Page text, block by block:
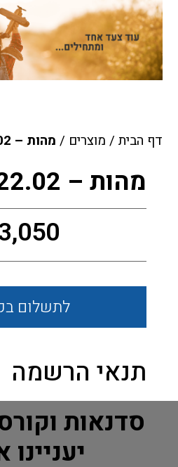
דף הבית / מוצרים / מהות – 22.02
מהות – 22.02
לתשלום
תנאי הרשמה
סדנאות